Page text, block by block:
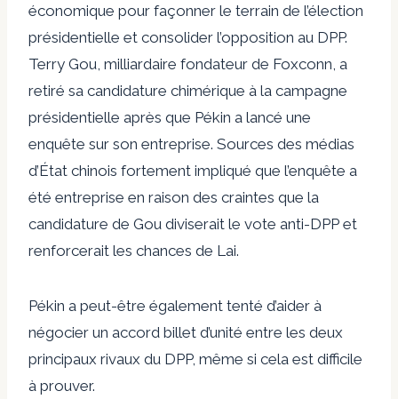
économique pour façonner le terrain de l’élection
présidentielle et consolider l’opposition au DPP.
Terry Gou, milliardaire fondateur de Foxconn, a
retiré sa candidature chimérique à la campagne
présidentielle après que Pékin a lancé une
enquête sur son entreprise. Sources des médias
d’État chinois fortement impliqué que l’enquête a
été entreprise en raison des craintes que la
candidature de Gou diviserait le vote anti-DPP et
renforcerait les chances de Lai.
Pékin a peut-être également tenté d’aider à
négocier un accord billet d’unité entre les deux
principaux rivaux du DPP, même si cela est difficile
à prouver.